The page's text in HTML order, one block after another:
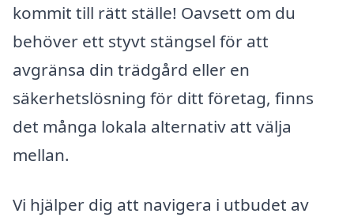
kommit till rätt ställe! Oavsett om du
behöver ett styvt stängsel för att
avgränsa din trädgård eller en
säkerhetslösning för ditt företag, finns
det många lokala alternativ att välja
mellan.
Vi hjälper dig att navigera i utbudet av